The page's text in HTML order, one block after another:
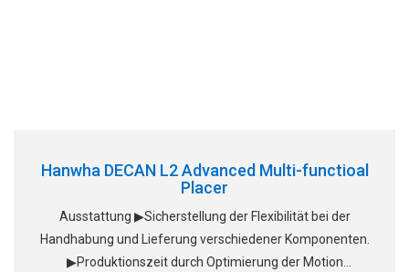
Hanwha DECAN L2 Advanced Multi-functioal
Placer
Ausstattung ▶Sicherstellung der Flexibilität bei der
Handhabung und Lieferung verschiedener Komponenten.
▶Produktionszeit durch Optimierung der Motion